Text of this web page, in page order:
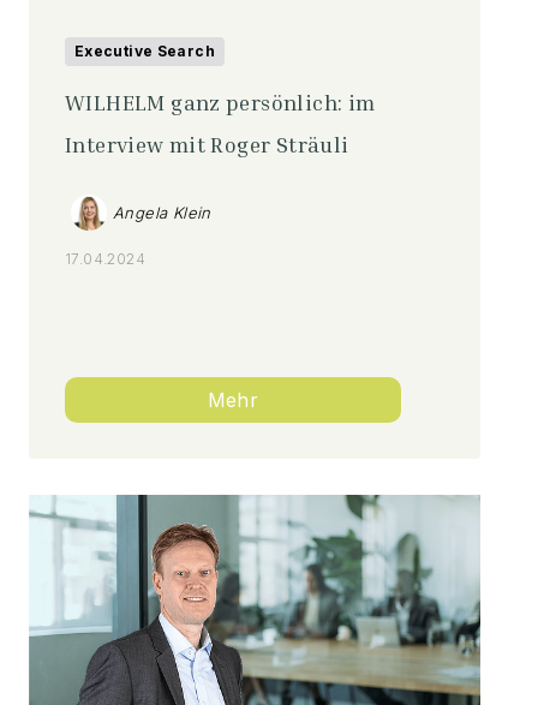
Executive Search
WILHELM ganz persönlich: im
Interview mit Roger Sträuli
Angela Klein
17.04.2024
Mehr